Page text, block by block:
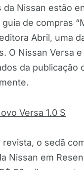
da Nissan estão
de compras
Abril, uma
O Nissan Versa
da publicação
revista, o sedã
Nissan em